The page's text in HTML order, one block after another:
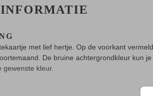
met lief hertje. Op de voorkant
De bruine achtergrondkleur kun je
kleur.